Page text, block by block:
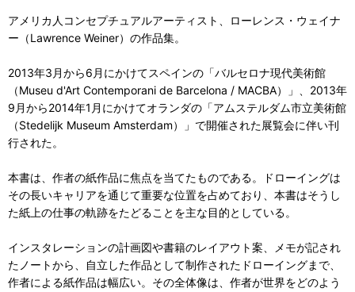
アメリカ人コンセプチュアルアーティスト、ローレンス・ウェイナ
ー（Lawrence Weiner）の作品集。
2013年3月から6月にかけてスペインの「バルセロナ現代美術館
（Museu d'Art Contemporani de Barcelona / MACBA）」、2013年
9月から2014年1月にかけてオランダの「アムステルダム市立美術館
（Stedelijk Museum Amsterdam）」で開催された展覧会に伴い刊
行された。
本書は、作者の紙作品に焦点を当てたものである。ドローイングは
その長いキャリアを通じて重要な位置を占めており、本書はそうし
た紙上の仕事の軌跡をたどることを主な目的としている。
インスタレーションの計画図や書籍のレイアウト案、メモが記され
たノートから、自立した作品として制作されたドローイングまで、
作者による紙作品は幅広い。その全体像は、作者が世界をどのよう